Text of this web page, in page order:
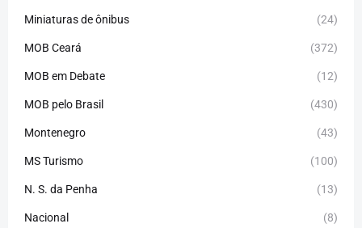
Miniaturas de ônibus (24)
MOB Ceará (372)
MOB em Debate (12)
MOB pelo Brasil (430)
Montenegro (43)
MS Turismo (100)
N. S. da Penha (13)
Nacional (8)